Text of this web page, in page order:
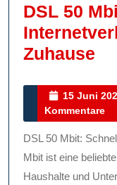
DSL 50
Zuhause
Die
15 Juni
Kommentare
DSL 50 Mbit: Schnelles Internet für Ihren Bedarf DSL 50
Mbit ist eine
Haushalte und